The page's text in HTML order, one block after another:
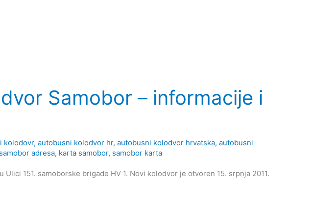
Samobor – informacije i
kolodovr, autobusni kolodvor hr, autobusni kolodvor hrvatska, autobusni
adresa, karta samobor, samobor karta
151. samoborske brigade HV 1. Novi kolodvor je otvoren 15. srpnja 2011.